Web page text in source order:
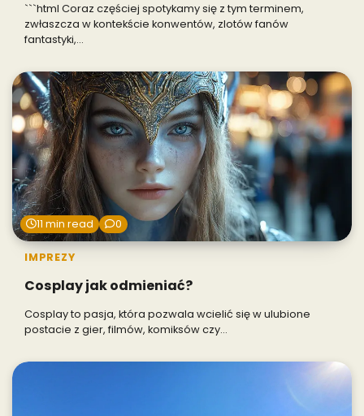
```html Coraz częściej spotykamy się z tym terminem,
zwłaszcza w kontekście konwentów, zlotów fanów
fantastyki,…
11 min read 0
IMPREZY
Cosplay jak odmieniać?
Cosplay to pasja, która pozwala wcielić się w ulubione
postacie z gier, filmów, komiksów czy…